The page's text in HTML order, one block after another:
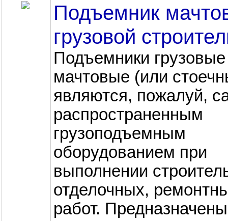
Подъемник
грузовой
Подъемники грузовые
мачтовые (или
являются, пожалуй,
распространенным
грузоподъемным
оборудованием при
выполнении
отделочных,
работ.